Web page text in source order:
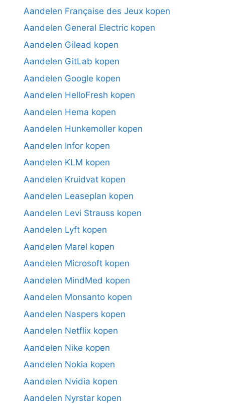
Aandelen Française des Jeux kopen
Aandelen General Electric kopen
Aandelen Gilead kopen
Aandelen GitLab kopen
Aandelen Google kopen
Aandelen HelloFresh kopen
Aandelen Hema kopen
Aandelen Hunkemoller kopen
Aandelen Infor kopen
Aandelen KLM kopen
Aandelen Kruidvat kopen
Aandelen Leaseplan kopen
Aandelen Levi Strauss kopen
Aandelen Lyft kopen
Aandelen Marel kopen
Aandelen Microsoft kopen
Aandelen MindMed kopen
Aandelen Monsanto kopen
Aandelen Naspers kopen
Aandelen Netflix kopen
Aandelen Nike kopen
Aandelen Nokia kopen
Aandelen Nvidia kopen
Aandelen Nyrstar kopen